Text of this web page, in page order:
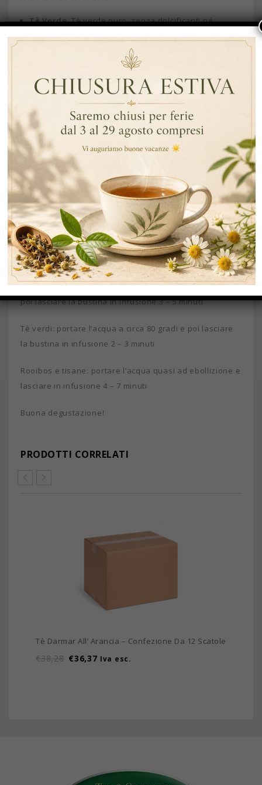
Tè Verde. Tè verde puro, senza dolcificanti né
additivi. Tutti i tè dellaCamellia Sinensissono ricchi di
polifenoli che sono un tipo di antiossidante.
Le infusioni in taglio piramidale hanno notevoli vantaggi
rispetto alle infusioni in taglio fanning (tipo di taglio
utilizzato nei filtri tradizionali ). Qualità: La misura del
taglio dei prodotti è maggiore di quella dei filtri
tradizionali e pertanto si tratta di un prodotto di qualità
superiore. Forma piramidale: la forma piramidale di
questi filtri è ottima perchè durante l’infusione, le
piante emanano tutto il loro colore, sapore e aroma.
Inoltre la maggiore dimensione del filtro piramidale
permette alle foglie di imbibirsi meglio e di allargarsi
totalmente.
Indicazioni di massima su come preparare tè ed infusi:
Tè neri e tè rossi: portare l’acqua quasi ad ebollizione e
poi lasciare la bustina in infusione 3 – 5 minuti
Tè verdi: portare l’acqua a circa 80 gradi e poi lasciare
la bustina in infusione 2 – 3 minuti
Rooibos e tisane: portare l’acqua quasi ad ebollizione e
lasciare in infusione 4 – 7 minuti
Buona degustazione!
PRODOTTI CORRELATI
Tè Darmar All’ Arancia – Confezione Da 12 Scatole
€38,28 €36,37 Iva esc.